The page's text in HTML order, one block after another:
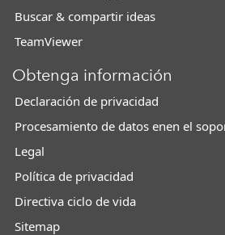
Buscar & compartir ideas
TeamViewer
Obtenga información
Declaración de privacidad
Procesamiento de datos enen el
Legal
Política de privacidad
Directiva ciclo de vida
Sitemap